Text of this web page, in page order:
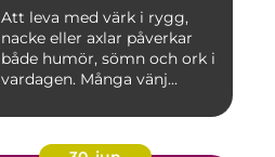
Att leva med värk i rygg,
nacke eller axlar påverkar
både humör, sömn och ork i
vardagen. Många vänj...